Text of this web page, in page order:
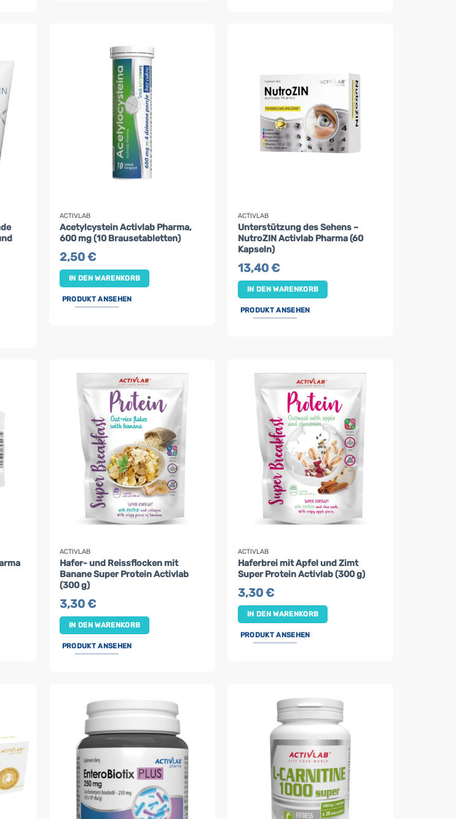
ACTIVLAB
Acetylcystein Activlab Pharma,
600 mg (10 Brausetabletten)
2,50€
IN DEN WARENKORB
PRODUKT ANSEHEN
ACTIVLAB
Unterstützung des Sehens –
NutroZIN Activlab Pharma (60
Kapseln)
13,40€
IN DEN WARENKORB
PRODUKT ANSEHEN
ACTIVLAB
Hafer- und Reissflocken mit
Banane Super Protein Activlab
(300 g)
3,30€
IN DEN WARENKORB
PRODUKT ANSEHEN
ACTIVLAB
Haferbrei mit Apfel und Zimt
Super Protein Activlab (300 g)
3,30€
IN DEN WARENKORB
PRODUKT ANSEHEN